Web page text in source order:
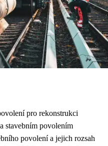
pro rekonstrukci
stavebním povolením
povolení a jejich rozsah